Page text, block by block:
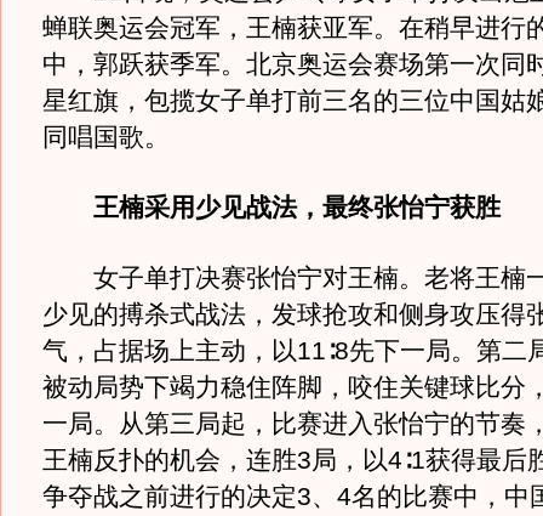
蝉联奥运会冠军，王楠获亚军。在稍早进行
中，郭跃获季军。北京奥运会赛场第一次同
星红旗，包揽女子单打前三名的三位中国姑
同唱国歌。
王楠采用少见战法，最终张怡宁获胜
女子单打决赛张怡宁对王楠。老将王楠
少见的搏杀式战法，发球抢攻和侧身攻压得
气，占据场上主动，以11∶8先下一局。第二
被动局势下竭力稳住阵脚，咬住关键球比分
一局。从第三局起，比赛进入张怡宁的节奏
王楠反扑的机会，连胜3局，以4∶1获得最后
争夺战之前进行的决定3、4名的比赛中，中